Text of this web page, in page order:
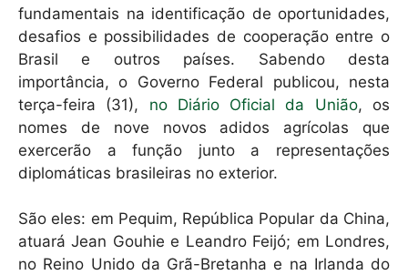
k
fundamentais na identificação de oportunidades,
desafios e possibilidades de cooperação entre o
Brasil e outros países. Sabendo desta
importância, o Governo Federal publicou, nesta
terça-feira (31), no Diário Oficial da União, os
nomes de nove novos adidos agrícolas que
exercerão a função junto a representações
diplomáticas brasileiras no exterior.
São eles: em Pequim, República Popular da China,
atuará Jean Gouhie e Leandro Feijó; em Londres,
no Reino Unido da Grã-Bretanha e na Irlanda do